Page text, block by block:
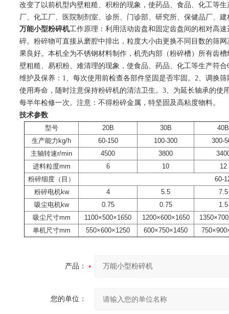
改变了以前机型内壁粗糙、积粉的现象，使药品、食品、化工等
厂、化工厂、医院制剂室、诊所、门诊部、研究所、保健品厂、
万能小型粉碎机工作原理： 利用活动齿盘和固定齿盘间的相对高
碎。粉碎物可直接从磨腔中排出，粒度大小由更换不同目数的筛
果良好。本机全为不锈钢材料制作，机壳内部（粉碎槽）所有齿
壁粗糙、易积粉、难清理的现象，使食品、药品、化工等生产符合
维护及保养：1、每次使用前检查各部件坚固是否牢固。2、调换
使用寿命，随时注意保持粉碎机的清洁卫生。3、为延长轴承的使
每半年检修一次。注意：不得粉碎金属，特坚固及高粘度物料。
技术参数
型号
20B 30B
40B
生产能力kg/h
60-150 100-300
300-
主轴转速r/min
4500 3800
进料粒度mm
6 10
12
粉碎细度（目）
60-
粉碎电机kw
4 5.5
7.5
吸尘电机kw
0.75 0.75
1.5
吸尘尺寸mm
1100×500×1650 1200×600×1650
单机尺寸mm
550×600×1250 600×750×1450
产品：
您的单位：